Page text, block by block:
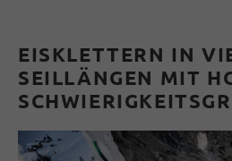
EISKLETTERN IN
SEILLÄNGEN MIT